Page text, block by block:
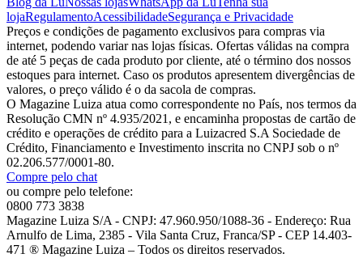
lojaRegulamentoAcessibilidadeSegurança e Privacidade
Preços e condições de pagamento exclusivos para compras via
internet, podendo variar nas lojas físicas. Ofertas válidas na compra
de até 5 peças de cada produto por cliente, até o término dos nossos
estoques para internet. Caso os produtos apresentem divergências de
valores, o preço válido é o da sacola de compras.
O Magazine Luiza atua como correspondente no País, nos termos da
Resolução CMN nº 4.935/2021, e encaminha propostas de cartão de
crédito e operações de crédito para a Luizacred S.A Sociedade de
Crédito, Financiamento e Investimento inscrita no CNPJ sob o nº
02.206.577/0001-80.
Compre pelo chat
ou compre pelo telefone:
0800 773 3838
Magazine Luiza S/A - CNPJ: 47.960.950/1088-36 - Endereço: Rua
Arnulfo de Lima, 2385 - Vila Santa Cruz, Franca/SP - CEP 14.403-
471 ® Magazine Luiza – Todos os direitos reservados.